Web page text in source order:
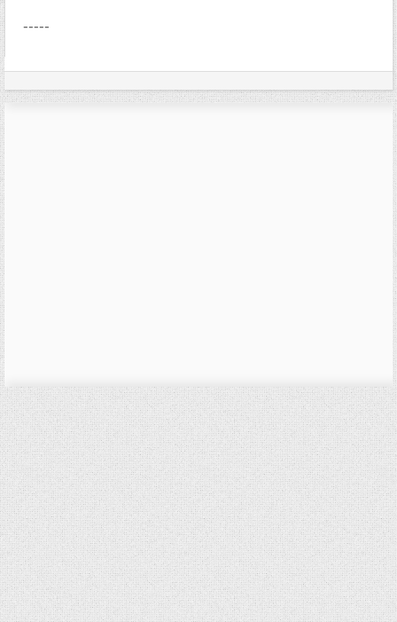
-----